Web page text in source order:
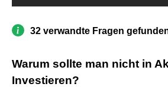
32 verwandte Fragen
Warum sollte man nicht in
Investieren?